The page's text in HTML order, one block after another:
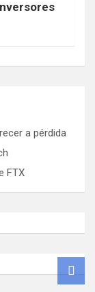
a pérdida
FTX